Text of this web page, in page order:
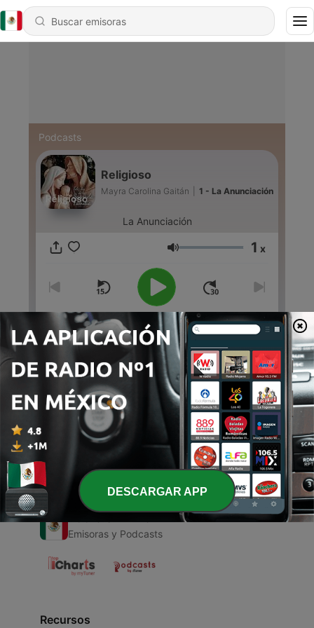
Podcasts
Religioso
Mayra Carolina Gaitán 1 - La Anunciación
La Anunciación
Volumen 1 x
00:00 00:00
Episodios
- La Anunciación
14 ago. 2021
Emisoras y Podcasts
Recursos
DESCARGAR APP